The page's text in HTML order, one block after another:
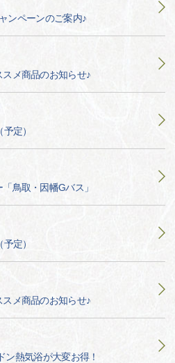
ンペーンのご案内♪
メ商品のお知らせ♪
定）
鳥取・因幡Gバス」
定）
メ商品のお知らせ♪
ン熱気浴が大変お得！